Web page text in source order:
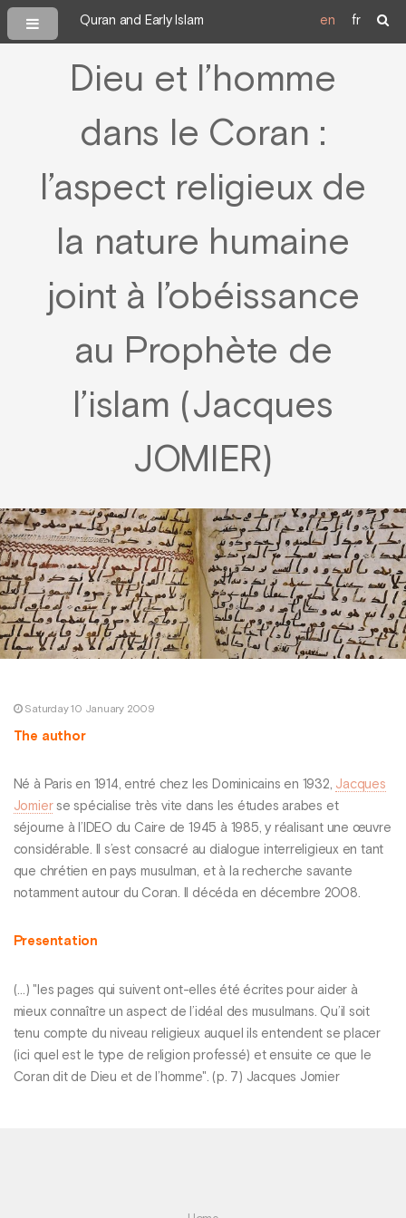
Quran and Early Islam en fr
Dieu et l’homme
dans le Coran :
l’aspect religieux de
la nature humaine
joint à l’obéissance
au Prophète de
l’islam (Jacques
JOMIER)
Saturday 10 January 2009
The author
Né à Paris en 1914, entré chez les Dominicains en 1932, Jacques
Jomierse spécialise très vite dans les études arabes et
séjourne à l’IDEO du Caire de 1945 à 1985, y réalisant une œuvre
considérable. Il s’est consacré au dialogue interreligieux en tant
que chrétien en pays musulman, et à la recherche savante
notamment autour du Coran. Il décéda en décembre 2008.
Presentation
(...) "les pages qui suivent ont-elles été écrites pour aider à
mieux connaître un aspect de l’idéal des musulmans. Qu’il soit
tenu compte du niveau religieux auquel ils entendent se placer
(ici quel est le type de religion professé) et ensuite ce que le
Coran dit de Dieu et de l’homme". (p. 7) Jacques Jomier